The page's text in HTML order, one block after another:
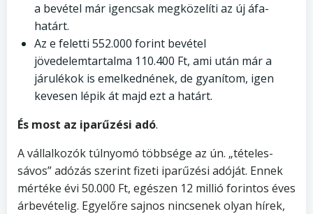
a bevétel már igencsak megközelíti az új áfa-
határt.
Az e feletti 552.000 forint bevétel
jövedelemtartalma 110.400 Ft, ami után már a
járulékok is emelkednének, de gyanítom, igen
kevesen lépik át majd ezt a határt.
És most az iparűzési adó.
A vállalkozók túlnyomó többsége az ún. „tételes-
sávos” adózás szerint fizeti iparűzési adóját. Ennek
mértéke évi 50.000 Ft, egészen 12 millió forintos éves
árbevételig. Egyelőre sajnos nincsenek olyan hírek,